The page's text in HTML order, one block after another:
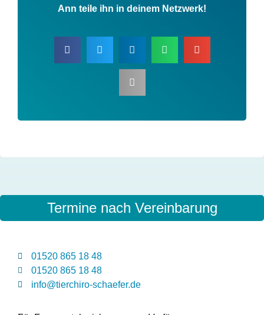
Ann teile ihn in deinem Netzwerk!
Termine nach Vereinbarung
01520 865 18 48
01520 865 18 48
info@tierchiro-schaefer.de